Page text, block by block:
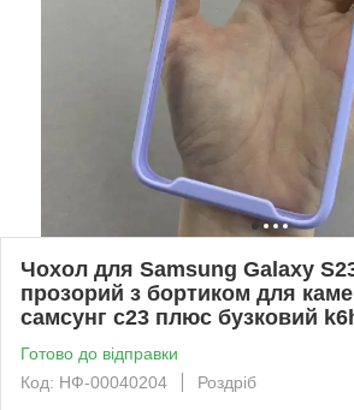
Чохол для Samsung Galaxy
прозорий з бортиком для
самсунг с23 плюс бузковий
Готово до відправки
Код: НФ-00040204
Роздріб